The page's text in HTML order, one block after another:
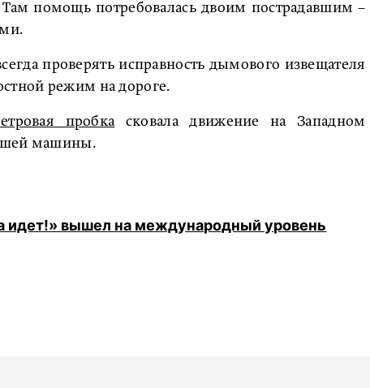
помощь потребовалась двоим пострадавшим –
проверять исправность дымового извещателя
режим на дороге.
пробкасковала движение на Западном
машины.
идет!» вышел на международный уровень